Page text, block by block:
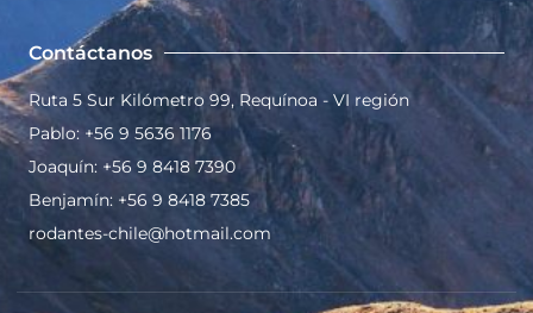
Contáctanos
Ruta 5 Sur Kilómetro 99, Requínoa - VI región
Pablo: +56 9 5636 1176
Joaquín: +56 9 8418 7390
Benjamín: +56 9 8418 7385
rodantes-chile@hotmail.com